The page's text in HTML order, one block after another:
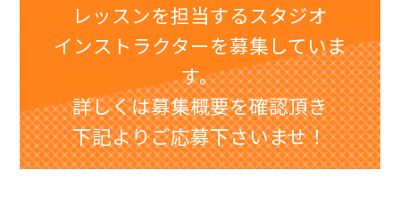
レッスンを担当するスタジオ
インストラクターを募集していま
す。
詳しくは募集概要を確認頂き
下記よりご応募下さいませ！